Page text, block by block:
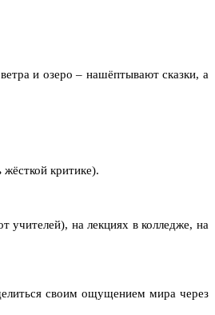
и озеро – нашёптывают сказки, а
критике).
учителей), на лекциях в колледже, на
своим ощущением мира через